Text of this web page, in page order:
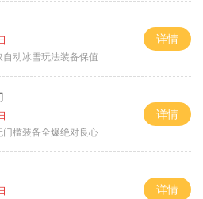
自动冰雪玩法装备保值
详情
门槛装备全爆绝对良心
详情
详情